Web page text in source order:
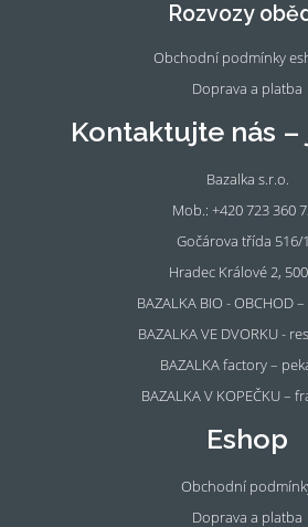
k
m
Rozvozy
Obchodní podmínky
Doprava a platba
Kontaktujte nás –
Bazalka s.r.o.
Mob.: +420 723 360
Gočárova třída 516/
Hradec Králové 2,
BAZALKA BIO - OBCHOD
BAZALKA VE DVORKU -
BAZALKA factory –
BAZALKA V KOPEČKU –
Eshop
Obchodní
Doprava a platba